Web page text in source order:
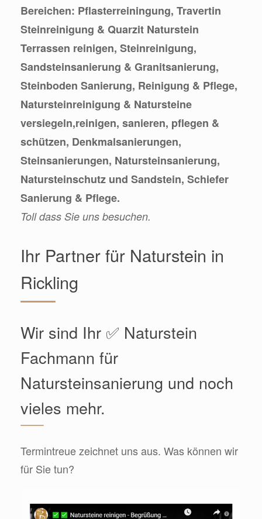
Bereichen: Pflasterreiningung, Travertin
Steinreinigung & Quarzit Naturstein
Terrassen reinigen, Steinreinigung,
Sandsteinsanierung & Granitsanierung,
Steinboden Sanierung, Reinigung & Pflege,
Natursteinreinigung & Natursteine
versiegeln,reinigen, sanieren, pflegen &
schützen, Denkmalsanierungen,
Steinsanierungen, Natursteinsanierung,
Natursteinschutz und Sandstein, Schiefer
Sanierung & Pflege.
Toll dass Sie uns besuchen.
Ihr Partner für Naturstein in
Rickling
Wir sind Ihr ✅ Naturstein
Fachmann für
Natursteinsanierung und noch
vieles mehr.
Termintreue zeichnet uns aus. Was können wir
für Sie tun?